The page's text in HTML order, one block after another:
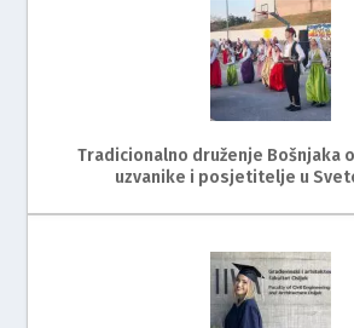
Tradicionalno druženje Bošnjaka
uzvanike i posjetitelje u